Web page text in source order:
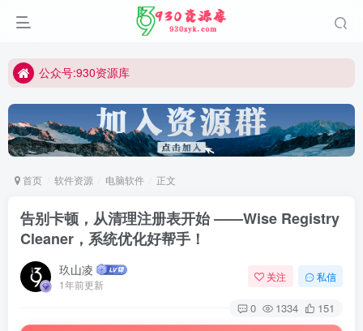
公众号:930资源库
首页 软件资源 电脑软件 正文
告别卡顿，从清理注册表开始 ——Wise Registry
Cleaner，系统优化好帮手！
玖山凌
1年前更新
关注 私信
0 1334 151